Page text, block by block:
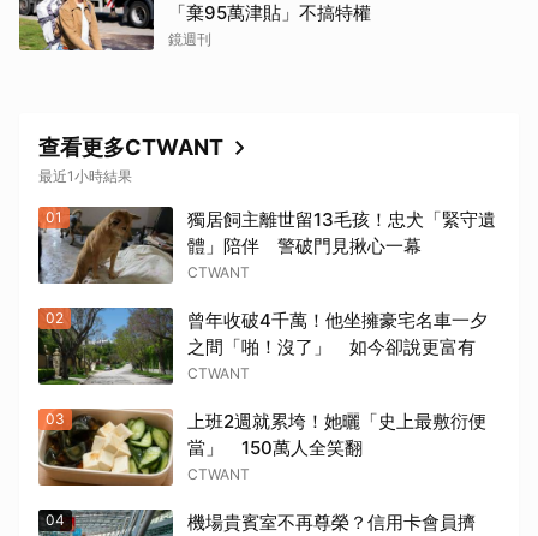
「棄95萬津貼」不搞特權
鏡週刊
查看更多CTWANT
最近1小時結果
01
獨居飼主離世留13毛孩！忠犬「緊守遺
體」陪伴 警破門見揪心一幕
CTWANT
02
曾年收破4千萬！他坐擁豪宅名車一夕
之間「啪！沒了」 如今卻說更富有
CTWANT
03
上班2週就累垮！她曬「史上最敷衍便
當」 150萬人全笑翻
CTWANT
04
機場貴賓室不再尊榮？信用卡會員擠